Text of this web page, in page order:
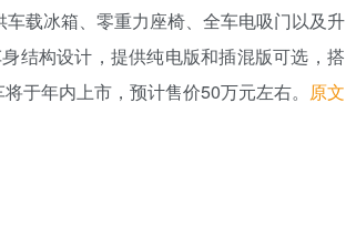
载冰箱、零重力座椅、全车电吸门以及升
结构设计，提供纯电版和插混版可选，搭
于年内上市，预计售价50万元左右。 原文